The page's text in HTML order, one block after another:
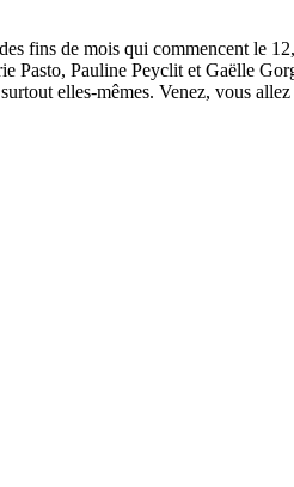
fins de mois qui commencent le
Pasto, Pauline Peyclit et Gaëlle
elles-mêmes. Venez, vous